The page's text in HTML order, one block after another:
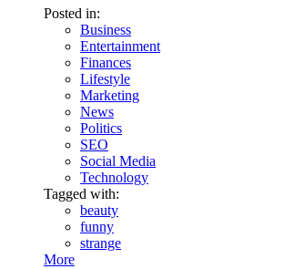
Posted in:
Business
Entertainment
Finances
Lifestyle
Marketing
News
Politics
SEO
Social Media
Technology
Tagged with:
beauty
funny
strange
More